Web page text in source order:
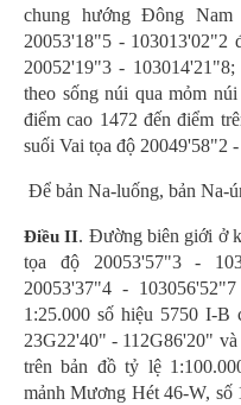
chung hướng Đông
20053'18"5 - 103013'02"2
20052'19"3 -
theo sống núi qua mỏm
điểm cao 1472 đến điểm
suối Vai tọa độ 20049'58"2
Để bản Na-luống, bản Na-
Điều II. Đường biên giới ở
tọa độ 20053'57"3 -
20053'37"4 -
1:25.000 số hiệu 5750 I-
23G22'40" - 112G86'20"
trên bản đồ tỷ lệ
mảnh Mương Hét 46-W,